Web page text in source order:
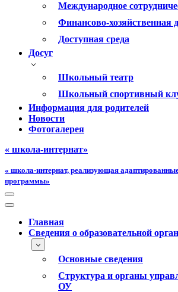
Международное
Финансово-хозяйственная
Доступная среда
Досуг
Школьный театр
Школьный спортивный
Информация для родителей
Новости
Фотогалерея
« школа-интернат»
« школа-интернат, реализующая
программы»
Меню
навигации
Меню
навигацииГлавная
Сведения о образовательной
Основные сведения
Структура и органы
ОУ